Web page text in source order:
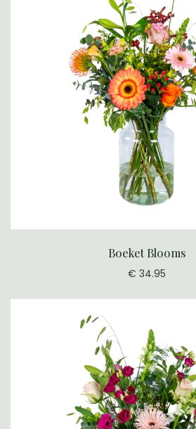
Boeket Blooms
€ 34.95